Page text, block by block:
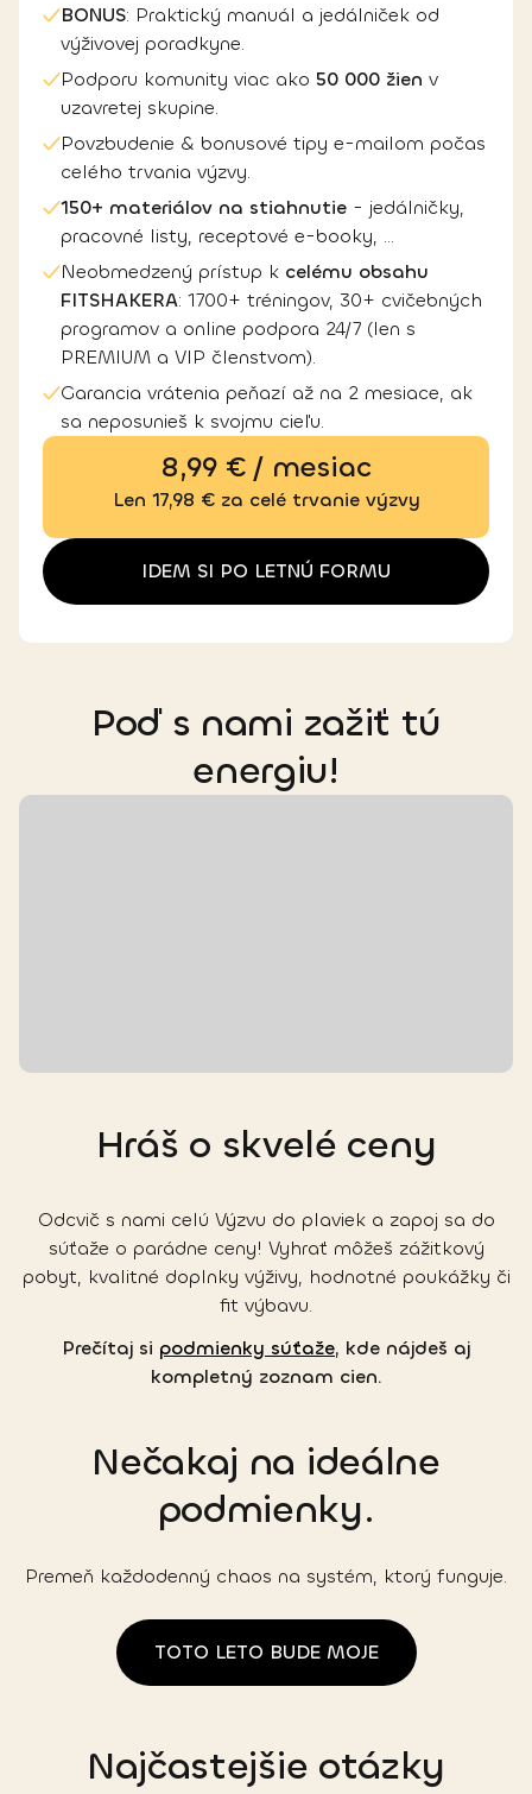
BONUS: Praktický manuál a jedálniček od
výživovej poradkyne.
Podporu komunity viac ako 50 000 žien v
uzavretej skupine.
Povzbudenie & bonusové tipy e-mailom počas
celého trvania výzvy.
150+ materiálov na stiahnutie - jedálničky,
pracovné listy, receptové e-booky, ...
Neobmedzený prístup k celému obsahu
FITSHAKERA: 1700+ tréningov, 30+ cvičebných
programov a online podpora 24/7 (len s
PREMIUM a VIP členstvom).
Garancia vrátenia peňazí až na 2 mesiace, ak
sa neposunieš k svojmu cieľu.
8,99 € / mesiac
Len 17,98 € za celé trvanie výzvy
IDEM SI PO LETNÚ FORMU
Poď s nami zažiť tú
energiu!
Hráš o skvelé ceny
Odcvič s nami celú Výzvu do plaviek a zapoj sa do
súťaže o parádne ceny! Vyhrať môžeš zážitkový
pobyt, kvalitné doplnky výživy, hodnotné poukážky či
fit výbavu.
Prečítaj si podmienky súťaže, kde nájdeš aj
kompletný zoznam cien.
Nečakaj na ideálne
podmienky.
Premeň každodenný chaos na systém, ktorý funguje.
TOTO LETO BUDE MOJE
Najčastejšie otázky